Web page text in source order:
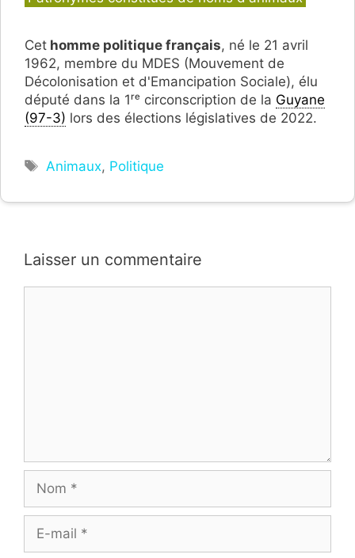
Cet homme politique français, né le 21 avril
1962, membre du MDES (Mouvement de
Décolonisation et d'Emancipation Sociale), élu
député dans la 1ʳᵉ circonscription de la Guyane
(97-3) lors des élections législatives de 2022.
Étiquettes
Animaux, Politique
Laisser un commentaire
mail